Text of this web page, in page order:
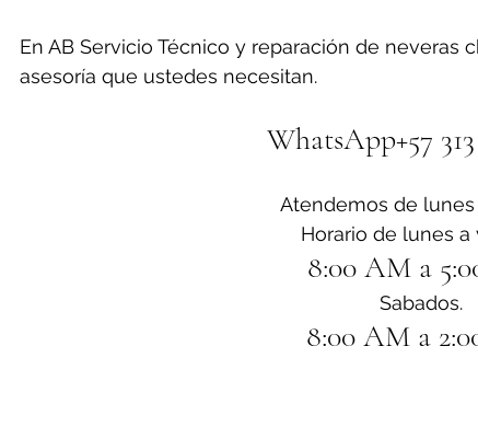
En AB Servicio Técnico y reparación de neveras
asesoría que ustedes necesitan.
WhatsApp+57
Atendemos de lunes
Horario de lunes a
8:00 AM a
Sabados.
8:00 AM a